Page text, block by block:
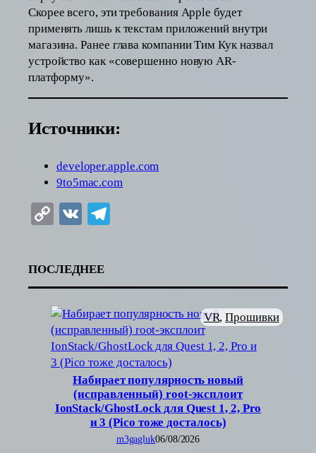
Скорее всего, эти требования Apple будет
применять лишь к текстам приложений внутри
магазина. Ранее глава компании Тим Кук назвал
устройство как «совершенно новую AR-
платформу».
Источники:
developer.apple.com
9to5mac.com
Copy
VK
ПОСЛЕДНЕЕ
Набирает популярность новый
(исправленный) root-эксплоит
IonStack/GhostLock для Quest 1, 2, Pro
и 3 (Pico тоже досталось)
VR, Прошивки
m3gagluk06/08/2026